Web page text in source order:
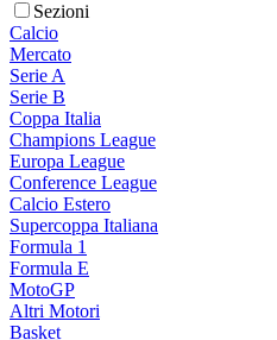
Sezioni
Calcio
Mercato
Serie A
Serie B
Coppa Italia
Champions League
Europa League
Conference League
Calcio Estero
Supercoppa Italiana
Formula 1
Formula E
MotoGP
Altri Motori
Basket